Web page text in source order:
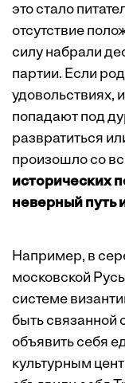
это стало
отсутствие
силу набрали
партии. Если
удовольствиях,
попадают под
развратиться
произошло со
исторических
неверный путь
Например, в
московской
системе
быть связанной
объявить себя
культурным